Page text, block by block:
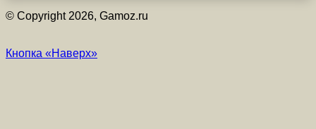
© Copyright 2026, Gamoz.ru
Кнопка «Наверх»